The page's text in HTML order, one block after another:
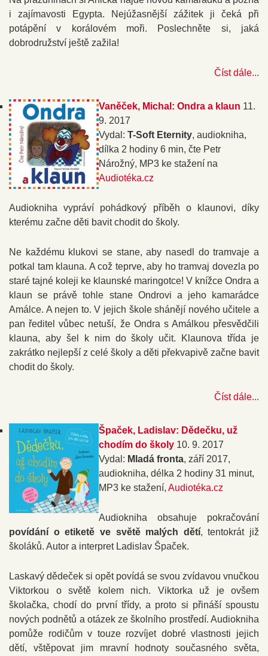
i zajímavosti Egypta. Nejúžasnější zážitek ji čeká při
potápění v korálovém moři. Poslechněte si, jaká
dobrodružství ještě zažila!
Číst dále...
Vaněček, Michal: Ondra a klaun 11.
9. 2017
Vydal: T-Soft Eternity, audiokniha,
dílka 2 hodiny 6 min, čte Petr
Nárožný, MP3 ke stažení na
Audiotéka.cz
Audiokniha vypráví pohádkový příběh o klaunovi, díky
kterému začne děti bavit chodit do školy.
Ne každému klukovi se stane, aby nasedl do tramvaje a
potkal tam klauna. A což teprve, aby ho tramvaj dovezla po
staré tajné koleji ke klaunské maringotce! V knížce Ondra a
klaun se právě tohle stane Ondrovi a jeho kamarádce
Amálce. A nejen to. V jejich škole shánějí nového učitele a
pan ředitel vůbec netuší, že Ondra s Amálkou přesvědčili
klauna, aby šel k nim do školy učit. Klaunova třída je
zakrátko nejlepší z celé školy a děti překvapivě začne bavit
chodit do školy.
Číst dále...
Špaček, Ladislav: Dědečku, už
chodím do školy 10. 9. 2017
Vydal: Mladá fronta, září 2017,
audiokniha, délka 2 hodiny 31 minut,
MP3 ke stažení, Audiotéka.cz
Audiokniha obsahuje pokračování
povídání o etiketě ve světě malých dětí, tentokrát již
školáků. Autor a interpret Ladislav Špaček.
Laskavý dědeček si opět povídá se svou zvídavou vnučkou
Viktorkou o světě kolem nich. Viktorka už je ovšem
školačka, chodí do první třídy, a proto si přináší spoustu
nových podnětů a otázek ze školního prostředí. Audiokniha
pomůže rodičům v touze rozvíjet dobré vlastnosti jejich
dětí, vštěpovat jim mravní hodnoty současného světa,